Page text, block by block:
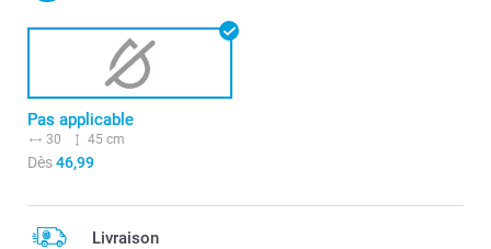
Pas applicable
30 45 cm
Dès46,99
Livraison